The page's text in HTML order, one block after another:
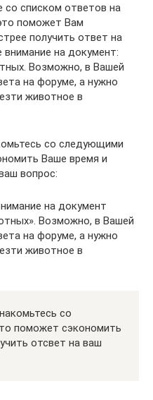
со списком ответов на
поможет Вам
получить ответ на
на документ:
Возможно, в Вашей
на форуме, а нужно
животное в
со следующими
Ваше время и
вопрос:
на документ
Возможно, в Вашей
на форуме, а нужно
животное в
со
поможет сэкономить
отсвет на ваш